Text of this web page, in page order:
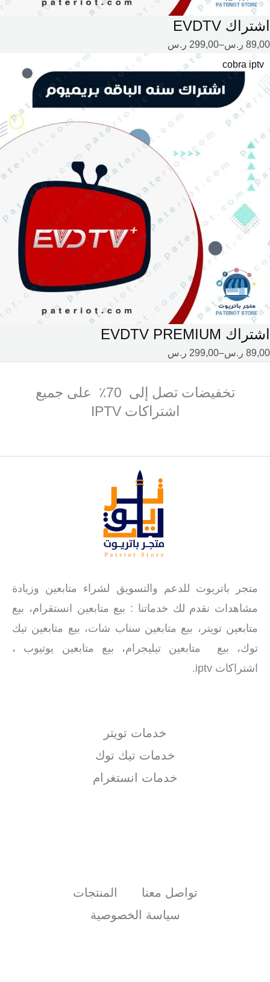
اشتراك EVDTV
89,00 ر.س–
299,00 ر.س
cobra iptv
اشتراك EVDTV PREMIUM
89,00 ر.س–
299,00 ر.س
نطاق
السعر:
من
خلال
تخفيضات تصل إلى 70٪ على جميع
اشتراكات IPTV
متجر باتريوت للدعم والتسويق لشراء متابعين وزيادة
مشاهدات نقدم لك خدماتنا : بيع متابعين انستقرام، بيع
متابعين تويتر، بيع متابعين سناب شات، بيع متابعين تيك
توك، بيع متابعين تيليجرام، بيع متابعين يوتيوب ،
اشتراكات iptv.
خدمات تويتر
خدمات تيك توك
خدمات انستغرام
تواصل معنا
المنتجات
سياسة الخصوصية